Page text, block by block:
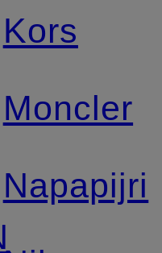
Kors
Moncler
Napapijri